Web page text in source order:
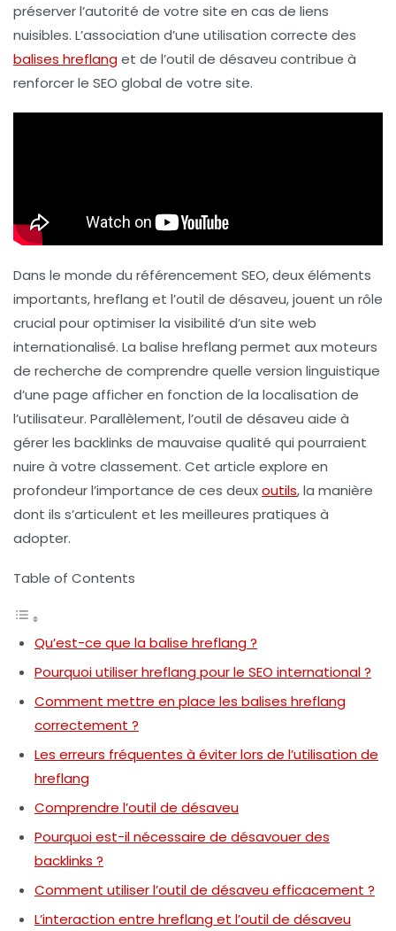
préserver l’autorité de votre site en cas de liens
nuisibles. L’association d’une utilisation correcte des
balises hreflanget de l’outil de désaveu contribue à
renforcer le SEO global de votre site.
Dans le monde du référencement SEO, deux éléments
importants,hreflang et l’outil de désaveu, jouent un rôle
crucial pour optimiser la visibilité d’un site web
internationalisé. La balise hreflang permet aux moteurs
de recherche de comprendre quelle version linguistique
d’une page afficher en fonction de la localisation de
l’utilisateur. Parallèlement, l’outil de désaveu aide à
gérer les backlinks de mauvaise qualité qui pourraient
nuire à votre classement. Cet article explore en
profondeur l’importance de ces deuxoutils, la manière
dont ils s’articulent et les meilleures pratiques à
adopter.
Table of Contents
Qu’est-ce que la balise hreflang ?
Pourquoi utiliser hreflang pour le SEO international ?
Comment mettre en place les balises hreflang
correctement ?
Les erreurs fréquentes à éviter lors de l’utilisation de
hreflang
Comprendre l’outil de désaveu
Pourquoi est-il nécessaire de désavouer des
backlinks ?
Comment utiliser l’outil de désaveu efficacement ?
L’interaction entre hreflang et l’outil de désaveu